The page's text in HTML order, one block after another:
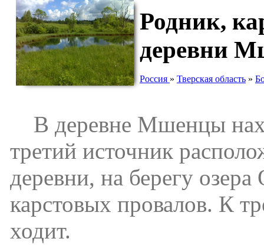
Родник,
деревни
Россия » Тверская область »
В деревне Мшенцы
третий источник
деревни, на берегу
карстовых провалов. К
ходит.